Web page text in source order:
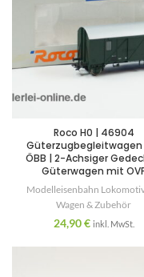
Roco H0 | 46904
Güterzugbegleitwagen
ÖBB | 2-Achsiger
Güterwagen mit
Modelleisenbahn
Wagen & Zubehör
24,90€ inkl. MwSt.